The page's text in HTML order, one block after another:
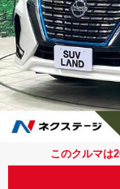
このクルマは